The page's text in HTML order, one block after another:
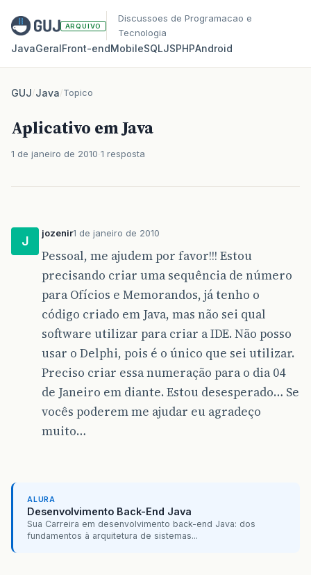
ARQUIVO
Discussoes de Programacao e
Tecnologia
JavaGeralFront‑endMobileSQLJSPHPAndroid
GUJ/Java/Topico
Aplicativo em Java
1 de janeiro de 2010 1 resposta
J
jozenir1 de janeiro de 2010
Pessoal, me ajudem por favor!!! Estou
precisando criar uma sequência de número
para Ofícios e Memorandos, já tenho o
código criado em Java, mas não sei qual
software utilizar para criar a IDE. Não posso
usar o Delphi, pois é o único que sei utilizar.
Preciso criar essa numeração para o dia 04
de Janeiro em diante. Estou desesperado… Se
vocês poderem me ajudar eu agradeço
muito…
ALURA
Desenvolvimento Back-End Java
Sua Carreira em desenvolvimento back-end Java: dos
fundamentos à arquitetura de sistemas...